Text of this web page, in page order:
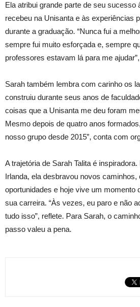
Ela atribui grande parte de seu sucesso
recebeu na Unisanta e às experiências
durante a graduação. “Nunca fui a
sempre fui muito esforçada e, sempre
professores estavam lá para me
Sarah também lembra com carinho os
construiu durante seus anos de
coisas que a Unisanta me deu foram
Mesmo depois de quatro anos
nosso grupo desde 2015”, conta com
A trajetória de Sarah Talita é
Irlanda, ela desbravou novos caminhos,
oportunidades e hoje vive um momento
sua carreira. “Às vezes, eu paro e não
tudo isso”, reflete. Para Sarah, o
passo valeu a pena.